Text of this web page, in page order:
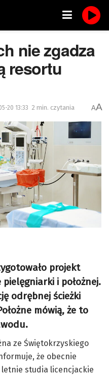
nie zgadza
resortu
20 13:33 2 min. czytania AA
projekt
i położnej.
odrębnej ścieżki
mówią, że to
ze Świętokrzyskiego
że obecnie
letnie studia licencjackie